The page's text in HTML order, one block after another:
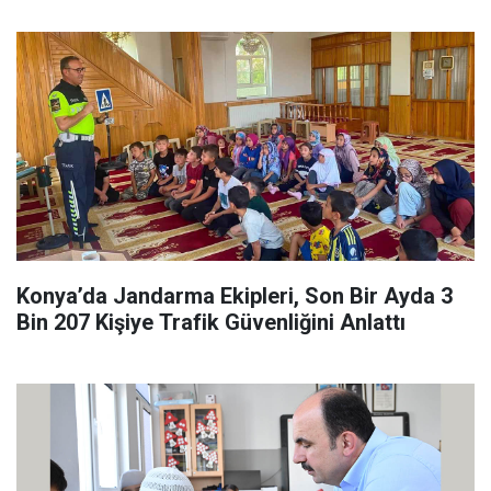
Konya’da Jandarma Ekipleri, Son Bir Ayda 3
Bin 207 Kişiye Trafik Güvenliğini Anlattı